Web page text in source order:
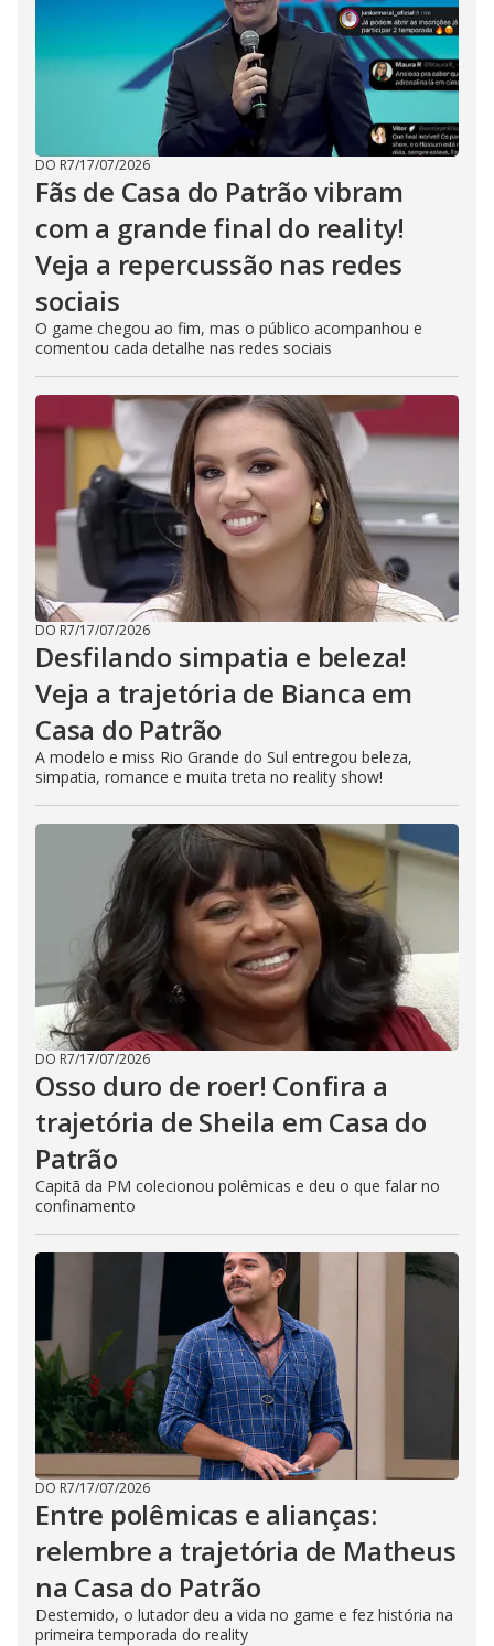
DO R7/17/07/2026
Fãs de Casa do Patrão vibram
com a grande final do reality!
Veja a repercussão nas redes
sociais
O game chegou ao fim, mas o público acompanhou e
comentou cada detalhe nas redes sociais
DO R7/17/07/2026
Desfilando simpatia e beleza!
Veja a trajetória de Bianca em
Casa do Patrão
A modelo e miss Rio Grande do Sul entregou beleza,
simpatia, romance e muita treta no reality show!
DO R7/17/07/2026
Osso duro de roer! Confira a
trajetória de Sheila em Casa do
Patrão
Capitã da PM colecionou polêmicas e deu o que falar no
confinamento
DO R7/17/07/2026
Entre polêmicas e alianças:
relembre a trajetória de Matheus
na Casa do Patrão
Destemido, o lutador deu a vida no game e fez história na
primeira temporada do reality